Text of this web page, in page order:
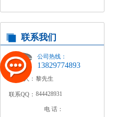
联系我们
公司热线：
13829774893
联系人： 黎先生
联系QQ： 844428931
电 话：